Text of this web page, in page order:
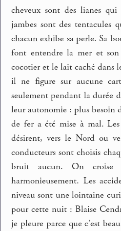
cheveux sont des lianes
jambes sont des tentacules
chacun exhibe sa perle. Sa
font entendre la mer et son
cocotier et le lait caché dans
il ne figure sur aucune
seulement pendant la durée
leur autonomie : plus besoin
de fer a été mise à mal.
désirent, vers le Nord ou
conducteurs sont choisis
bruit aucun. On croise
harmonieusement. Les
niveau sont une lointaine
pour cette nuit : Blaise
je pleure parce que c’est